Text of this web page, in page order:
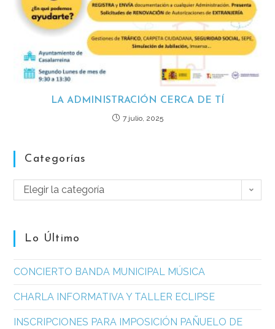
LA ADMINISTRACIÓN CERCA DE TÍ
7 julio, 2025
Categorías
Elegir la categoría
Lo Último
CONCIERTO BANDA MUNICIPAL MÚSICA
CHARLA INFORMATIVA Y TALLER ECLIPSE
INSCRIPCIONES PARA IMPOSICIÓN PAÑUELO DE